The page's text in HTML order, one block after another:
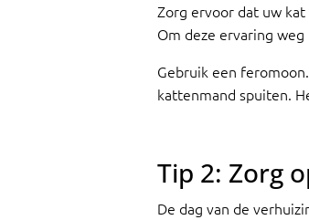
Zorg ervoor dat uw
Om deze ervaring
Gebruik een
kattenmand spuiten.
Tip 2: Zorg
De dag van de